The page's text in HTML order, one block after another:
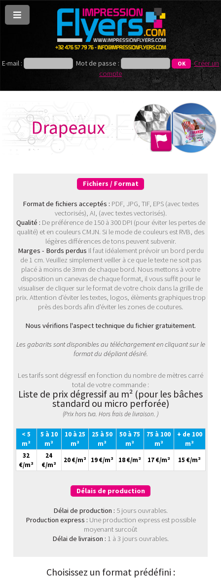
E-mail : Mot de passe :
Créer un
compte
Fichiers / Format
Format de fichiers acceptés : PDF, JPG, TIF, EPS (avec textes
vectorisés), AI, (avec textes vectorisés).
Qualité : De préférence de 150 à 300 DPI (pour éviter les pertes de
qualité) et en couleurs CMJN. Si le mode de couleurs est RVB, des
légères différences de tons peuvent subvenir.
Marges - Bords perdus Il faut idéalement prévoir un bord perdu
de 1 cm. Veuillez simplement veiller à ce que le texte ne soit pas
placé à moins de 3mm de chaque bord. Nous mettons à votre
disposition un canevas de chaque format, il vous suffit pour le
visualiser de cliquer sur le format de votre choix dans la grille de
prix. Attention d'éviter les textes, logos, élèments graphiques trop
près des bords afin d'éviter les zones de coutures.
Nous vérifions l'aspect technique du fichier gratuitement.
Les gabarits sont disponibles au téléchargement en cliquant sur le
format du dépliant désiré.
Les tarifs sont dégressif en fonction du nombre de mètres carré
total de votre commande :
Liste de prix dégressif au m² (pour les bâches
standard ou micro perforée)
(Prix hors tva. Hors frais de livraison. )
< 5
m²
5 à 10
m²
10 à 25
m²
25 à 50
m²
50 à 75
m²
75 à 100
m²
+ de 100
m²
32
€/m²
24
€/m²
20 €/m² 19 €/m² 18 €/m² 17 €/m² 15 €/m²
Délais de production
Délai de production : 5 jours ouvrables.
Production express : Une production express est possible
moyenant surcoût
Délai de livraison : 1 à 3 jours ouvrables.
Choisissez un format prédéfini :